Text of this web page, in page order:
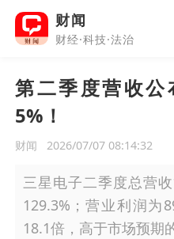
财闻
财经·科技·法治
第二季度营收公
5%！
财闻 2026/07/07 08:14:32
三星电子二季度总营
129.3%；营业利润为
18.1倍，高于市场预期